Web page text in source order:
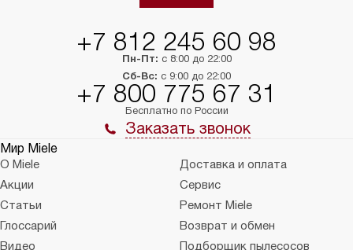
+7 812 245 60 98
Пн-Пт: с 8:00 до 22:00
Сб-Вс: с 9:00 до 22:00
+7 800 775 67 31
Бесплатно по России
Заказать звонок
Мир Miele
О Miele
Доставка и оплата
Акции
Сервис
Статьи
Ремонт Miele
Глоссарий
Возврат и обмен
Видео
Подборщик пылесосов